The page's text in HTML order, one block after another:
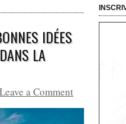
IDÉES
LA
Leave a Comment